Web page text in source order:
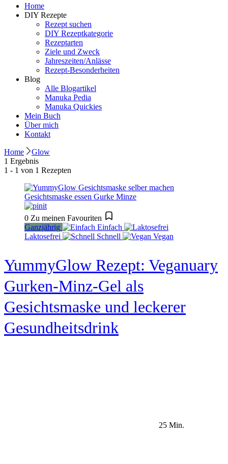
Manuka Magic – Natürlich schön:
Dein interaktiver DIY Beautyblog
Home
DIY Rezepte
Rezept suchen
DIY Rezeptkategorie
Rezeptarten
Ziele und Zweck
Jahreszeiten/Anlässe
Rezept-Besonderheiten
Blog
Alle Blogartikel
Manuka Pedia
Manuka Quickies
Mein Buch
Über mich
Kontakt
Home
Glow
1 Ergebnis
1 - 1 von 1 Rezepten
0 Zu meinen Favouriten
Ganzjährig
Einfach
Laktosefrei
Schnell Vegan
YummyGlow Rezept: Veganuary
Gurken-Minz-Gel als
Gesichtsmaske und leckerer
Gesundheitsdrink
25 Min.